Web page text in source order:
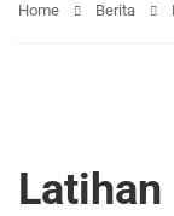
Home Berita
Latihan